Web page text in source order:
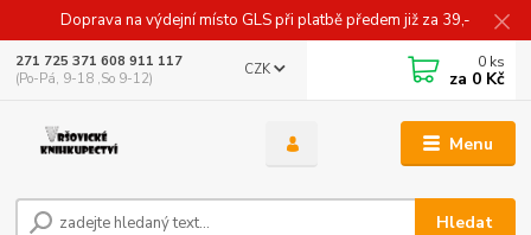
Doprava na výdejní místo GLS při platbě předem již za 39,-
Menu
CZK
Hledat
271 725 371 608 911 117
(Po-Pá, 9-18 ,So 9-12)
0 ks
za 0 Kč